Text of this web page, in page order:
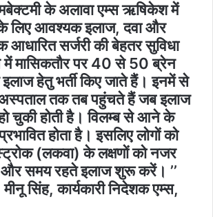
के अलावा एम्स ऋषिकेश में
लिए आवश्यक इलाज, दवा और
सर्जरी की बेहतर सुविधा
मासिकतौर पर 40 से 50 ब्रेन
हेतु भर्ती किए जाते हैं। इनमें से
तक तब पहुंचते हैं जब इलाज
चुकी होती है। विलम्ब से आने के
होता है। इसलिए लोगों को
(लकवा) के लक्षणों को नजर
समय रहते इलाज शुरू करें। ’’
सिंह, कार्यकारी निदेशक एम्स,